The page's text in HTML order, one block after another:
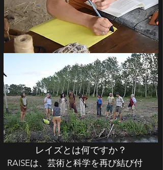
レイズとは何ですか？
RAISEは、芸術と科学を再び結び付